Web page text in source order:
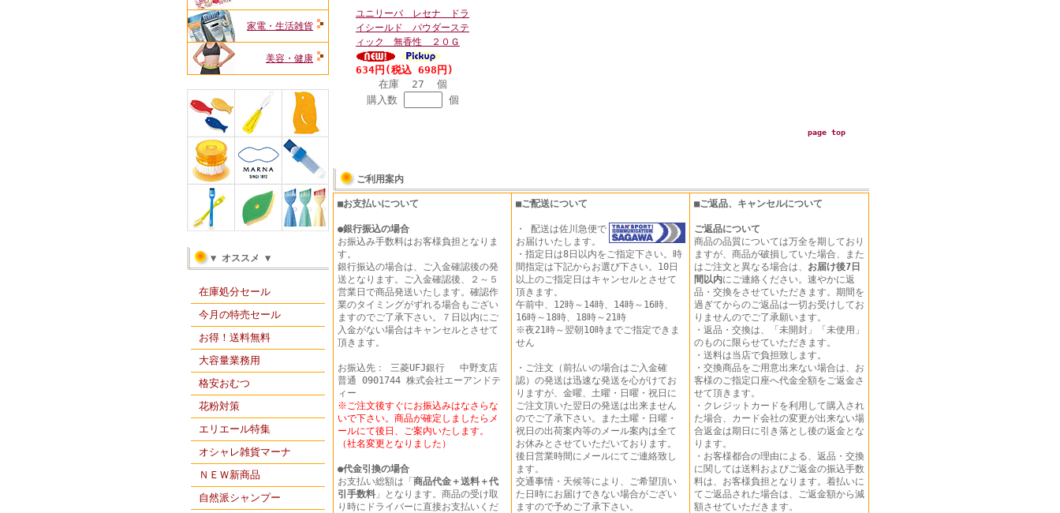
家電・生活雑貨
美容・健康
▼ オススメ ▼
在庫処分セール
今月の特売セール
お得！送料無料
大容量業務用
格安おむつ
花粉対策
エリエール特集
オシャレ雑貨マーナ
ＮＥＷ新商品
自然派シャンプー
ユニリーバ レセナ ドラ
イシールド パウダーステ
ィック 無香性 ２０Ｇ
634円(税込 698円)
在庫 27 個
購入数
個
page top
ご利用案内
■お支払いについて
●銀行振込の場合
お振込み手数料はお客様負担となりま
す。
銀行振込の場合は、ご入金確認後の発
送となります。ご入金確認後、２～５
営業日で商品発送いたします。確認作
業のタイミングがずれる場合もござい
ますのでご了承下さい。７日以内にご
入金がない場合はキャンセルとさせて
頂きます。
お振込先： 三菱UFJ銀行 中野支店
普通 0901744 株式会社エーアンドテ
ィー
※ご注文後すぐにお振込みはなさらな
いで下さい。商品が確定しましたらメ
ールにて後日、ご案内いたします。
（社名変更となりました）
●代金引換の場合
お支払い総額は「 商品代金＋送料＋代
引手数料 」となります。商品の受け取
り時にドライバーに直接お支払いくだ
■ご配送について
・ 配送は佐川急便で
お届けいたします。
・指定日は8日以内をご指定下さい。時
間指定は下記からお選び下さい。10日
以上のご指定日はキャンセルとさせて
頂きます。
午前中、12時～14時、14時～16時、
16時～18時、18時～21時
※夜21時～翌朝10時までご指定できま
せん
・ご注文（前払いの場合はご入金確
認）の発送は迅速な発送を心がけてお
りますが、金曜、土曜・日曜・祝日に
ご注文頂いた翌日の発送は出来ません
のでご了承下さい。また土曜・日曜・
祝日の出荷案内等のメール案内は全て
お休みとさせていただいております。
後日営業時間にメールにてご連絡致し
ます。
交通事情・天候等により、ご希望頂い
た日時にお届けできない場合がござい
ますので予めご了承下さい。
■ご返品、キャンセルについて
ご返品について
商品の品質については万全を期しており
ますが、商品が破損していた場合、また
はご注文と異なる場合は、 お届け後7日
間以内にご連絡ください。速やかに返
品・交換をさせていただきます。期間を
過ぎてからのご返品は一切お受けしてお
りませんのでご了承願います。
・返品・交換は、「未開封」「未使用」
のものに限らせていただきます。
・送料は当店で負担致します。
・交換商品をご用意出来ない場合は、お
客様のご指定口座へ代金全額をご返金さ
せて頂きます。
・クレジットカードを利用して購入され
た場合、カード会社の変更が出来ない場
合返金は期日に引き落とし後の返金とな
ります。
・お客様都合の理由による、返品・交換
に関しては送料およびご返金の振込手数
料は、お客様負担となります。着払いに
てご返品された場合は、ご返金額から減
額させていただきます。